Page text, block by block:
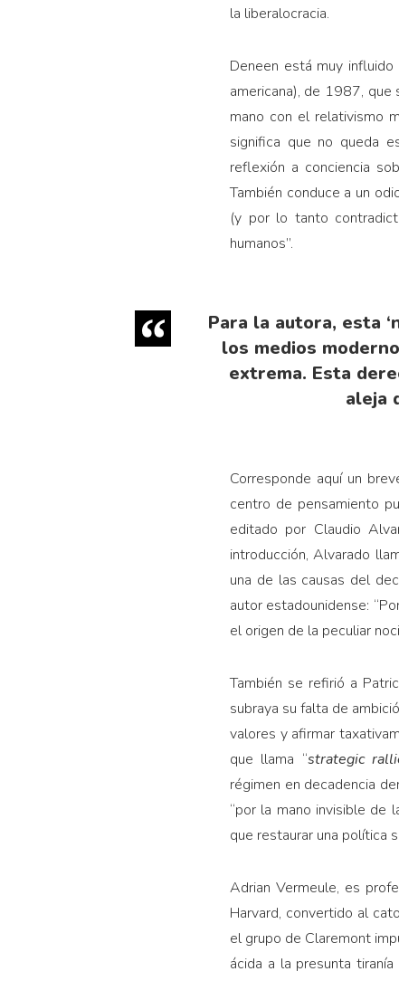
la liberalocracia.
Deneen está muy
americana), de 1987, que
mano con el relativismo
significa que no queda
reflexión a conciencia
También conduce a un
(y por lo tanto
humanos”.
Para la autora, esta
los medios
extrema. Esta
aleja
Corresponde aquí un
centro de pensamiento
editado por Claudio
introducción, Alvarado
una de las causas del
autor estadounidense:
el origen de la peculiar
También se refirió a
subraya su falta de
valores y afirmar
que llama “strategic
régimen en decadencia
“por la mano invisible de
que restaurar una política
Adrian Vermeule, es
Harvard, convertido al
el grupo de Claremont
ácida a la presunta